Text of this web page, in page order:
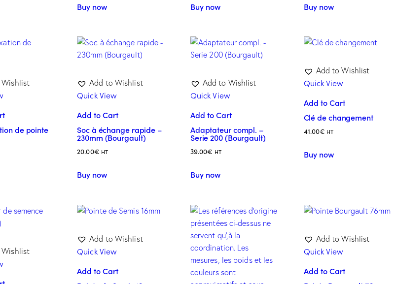
Buy now Buy now Buy now
de pointe
Add to Wishlist
Quick View
Add to Cart
Soc à échange rapide –
230mm (Bourgault)
20.00€ HT
Buy now
Add to Wishlist
Quick View
Add to Cart
Adaptateur compl. –
Serie 200 (Bourgault)
39.00€ HT
Buy now
Add to Wishlist
Quick View
Add to Cart
Clé de changement
41.00€ HT
Buy now
Add to Wishlist
Quick View
Add to Cart
Add to Wishlist
Quick View
Add to Cart